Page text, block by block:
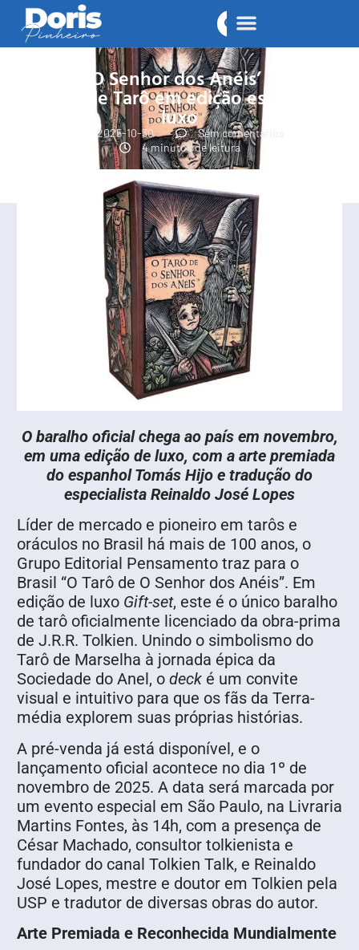
Saga ‘O Senhor dos Anéis’ ganha
Baralho de Tarô em edição especial de
luxo
2025-10-30
Sem comentários
4 minutos de leitura
O baralho oficial chega ao país em novembro,
em uma edição de luxo, com a arte premiada
do espanhol Tomás Hijo e tradução do
especialista Reinaldo José Lopes
Líder de mercado e pioneiro em tarôs e
oráculos no Brasil há mais de 100 anos, o
Grupo Editorial Pensamento traz para o
Brasil “O Tarô de O Senhor dos Anéis”. Em
edição de luxo Gift-set, este é o único baralho
de tarô oficialmente licenciado da obra-prima
de J.R.R. Tolkien. Unindo o simbolismo do
Tarô de Marselha à jornada épica da
Sociedade do Anel, o deck é um convite
visual e intuitivo para que os fãs da Terra-
média explorem suas próprias histórias.
A pré-venda já está disponível, e o
lançamento oficial acontece no dia 1º de
novembro de 2025. A data será marcada por
um evento especial em São Paulo, na Livraria
Martins Fontes, às 14h, com a presença de
César Machado, consultor tolkienista e
fundador do canal Tolkien Talk, e Reinaldo
José Lopes, mestre e doutor em Tolkien pela
USP e tradutor de diversas obras do autor.
Arte Premiada e Reconhecida Mundialmente